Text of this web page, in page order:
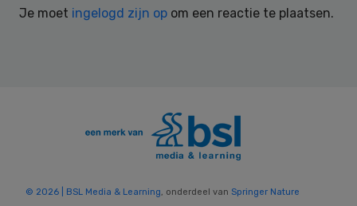
Je moet ingelogd zijn op om een reactie te plaatsen.
© 2026 | BSL Media & Learning, onderdeel van Springer Nature